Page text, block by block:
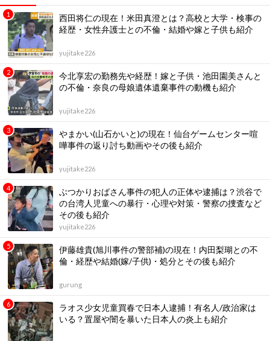
西田将仁の現在！米田真澄とは？高校と大学・検事の
経歴・女性弁護士との不倫・結婚や嫁と子供も紹介
yujitake226
今北享宏の勤務先や経歴！嫁と子供・池田園美さんと
の不倫・奈良の母娘遺体遺棄事件の動機も紹介
yujitake226
やまかい(山石かいと)の現在！仙台ゲームセンター喧
嘩事件の返り討ち動画やその後も紹介
yujitake226
ぶつかりおばさん事件の犯人の正体や逮捕は？渋谷で
の台湾人児童への暴行・心理や対策・警察の捜査など
その後も紹介
yujitake226
伊藤雄貴(旭川事件の警部補)の現在！内田梨瑚との不
倫・経歴や結婚(嫁/子供)・処分とその後も紹介
gurung
ラオス少女児童買春で日本人逮捕！有名人/政治家は
いる？置屋や闇を暴いた日本人の炎上も紹介